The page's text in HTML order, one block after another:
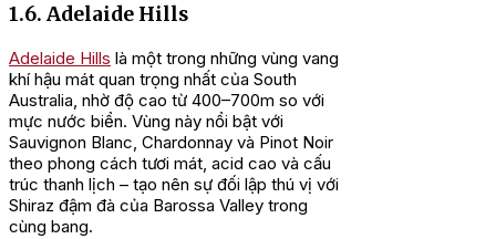
1.6. Adelaide Hills
Adelaide Hills là một trong những vùng vang
khí hậu mát quan trọng nhất của South
Australia, nhờ độ cao từ 400–700m so với
mực nước biển. Vùng này nổi bật với
Sauvignon Blanc, Chardonnay và Pinot Noir
theo phong cách tươi mát, acid cao và cấu
trúc thanh lịch – tạo nên sự đối lập thú vị với
Shiraz đậm đà của Barossa Valley trong
cùng bang.